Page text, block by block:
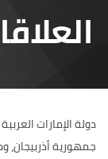
دولة الإمارات
جمهورية أذربيجان،